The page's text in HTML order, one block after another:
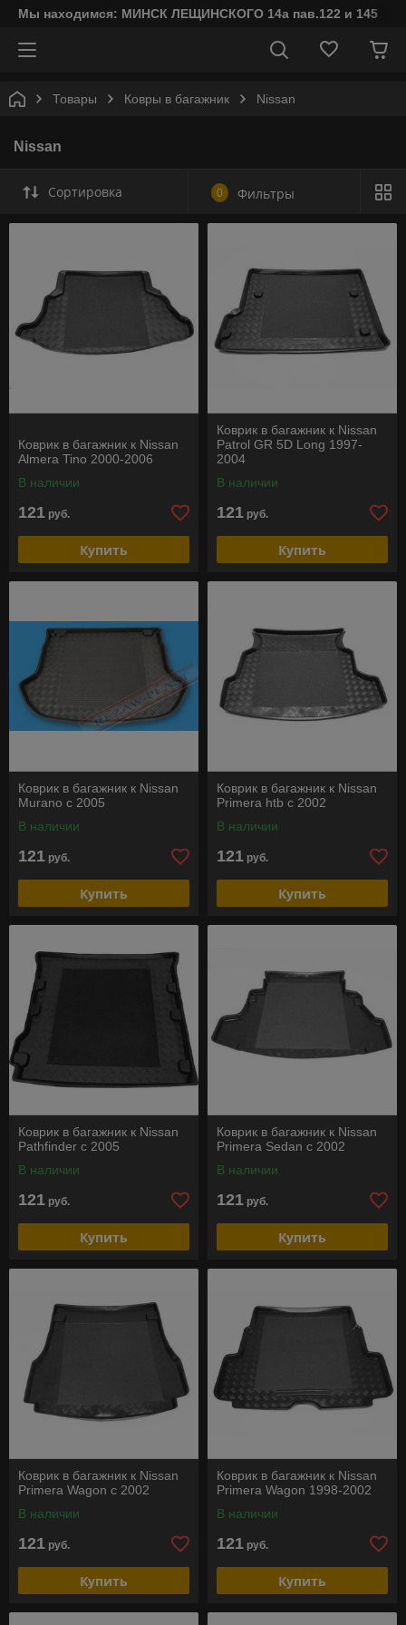
Мы находимся: МИНСК ЛЕЩИНСКОГО 14а пав.122 и 145
Товары Ковры в багажник Nissan
Nissan
Сортировка 0 Фильтры
Коврик в багажник к Nissan
Almera Tino 2000-2006
В наличии
121 руб.
Купить
Коврик в багажник к Nissan
Patrol GR 5D Long 1997-
2004
В наличии
121 руб.
Купить
Коврик в багажник к Nissan
Murano c 2005
В наличии
121 руб.
Купить
Коврик в багажник к Nissan
Primera htb c 2002
В наличии
121 руб.
Купить
Коврик в багажник к Nissan
Pathfinder c 2005
В наличии
121 руб.
Купить
Коврик в багажник к Nissan
Primera Sedan c 2002
В наличии
121 руб.
Купить
Коврик в багажник к Nissan
Primera Wagon c 2002
В наличии
121 руб.
Купить
Коврик в багажник к Nissan
Primera Wagon 1998-2002
В наличии
121 руб.
Купить